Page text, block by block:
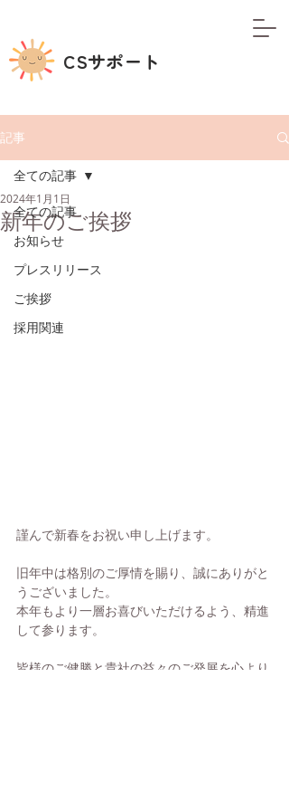
CSサポート
記事
全ての記事
お知らせ
プレスリリース
ご挨拶
採用関連
全ての記事
新年のご挨拶
2024年1月1日
謹んで新春をお祝い申し上げます。
旧年中は格別のご厚情を賜り、誠にありがと
うございました。
本年もより一層お喜びいただけるよう、精進
して参ります。
皆様のご健勝と貴社の益々のご発展を心より